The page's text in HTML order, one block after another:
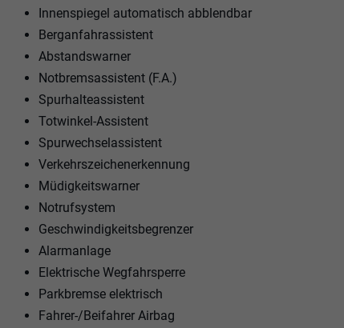
Innenspiegel automatisch abblendbar
Berganfahrassistent
Abstandswarner
Notbremsassistent (F.A.)
Spurhalteassistent
Totwinkel-Assistent
Spurwechselassistent
Verkehrszeichenerkennung
Müdigkeitswarner
Notrufsystem
Geschwindigkeitsbegrenzer
Alarmanlage
Elektrische Wegfahrsperre
Parkbremse elektrisch
Fahrer-/Beifahrer Airbag